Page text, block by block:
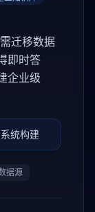
迁移数据
即时答
企业级
统构建
据源